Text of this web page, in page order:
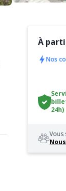
À
Nos
24h)
Vous